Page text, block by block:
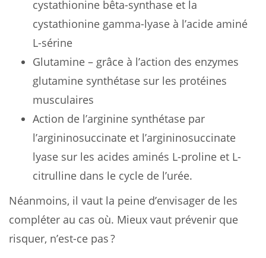
cystathionine bêta-synthase et la
cystathionine gamma-lyase à l’acide aminé
L-sérine
Glutamine – grâce à l’action des enzymes
glutamine synthétase sur les protéines
musculaires
Action de l’arginine synthétase par
l’argininosuccinate et l’argininosuccinate
lyase sur les acides aminés L-proline et L-
citrulline dans le cycle de l’urée.
Néanmoins, il vaut la peine d’envisager de les
compléter au cas où. Mieux vaut prévenir que
risquer, n’est-ce pas ?